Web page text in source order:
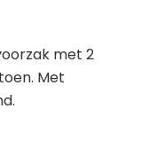
met 2
Met